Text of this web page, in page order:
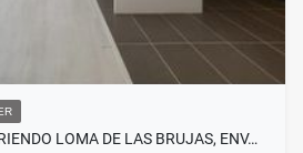
LOMA DE LAS BRUJAS, ENV…